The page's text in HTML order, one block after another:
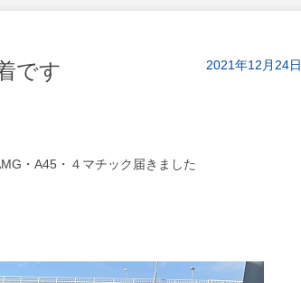
です 2021年12月24日
・A45・４マチック届きました